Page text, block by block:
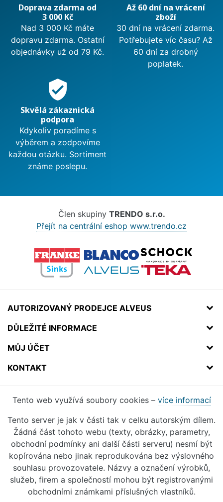
Doprava zdarma od
3 000 Kč
Nad 3 000 Kč máte
dopravu zdarma. Ostatní
objednávky už od 79 Kč.
Až 60 dní na vrácení
zboží
30 dní na vrácení zdarma.
Potřebujete víc času? Až
60 dní za drobný
poplatek.
verified_user
Skvělá zákaznická
podpora
Kdykoliv poradíme s
výběrem a zodpovíme
každou otázku. Sortiment
známe poslepu.
Člen skupiny TRENDO s.r.o.
Přejít na centrální eshop www.trendo.cz
AUTORIZOVANÝ PRODEJCE ALVEUS
DŮLEŽITÉ INFORMACE
MŮJ ÚČET
KONTAKT
Tento web využívá soubory cookies – více informací
Tento server je jak v části tak v celku autorským dílem.
Žádná část tohoto webu (texty, obrázky, parametry,
obchodní podmínky ani další části serveru) nesmí být
kopírována nebo jinak reprodukována bez výslovného
souhlasu provozovatele. Názvy a označení výrobků,
služeb, firem a společností mohou být registrovanými
obchodními známkami příslušných vlastníků.